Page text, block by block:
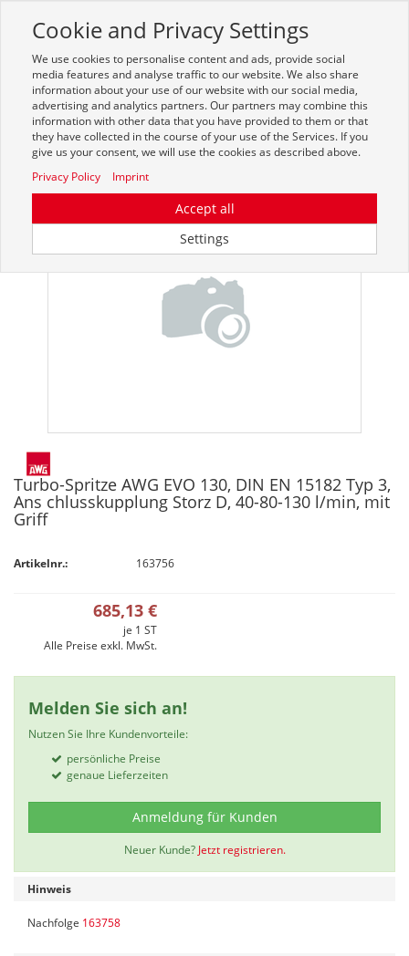
Zur mobilen Kompaktversion (Login erforderlich)
Toggle
navigation
Turbo-Spritze AWG EVO 130, DIN EN 15182 Typ 3,
Ans chlusskupplung Storz D, 40-80-130 l/min, mit
Griff
Artikelnr.: 163756
685,13 €
je 1 ST
Alle Preise exkl. MwSt.
Melden Sie sich an!
Nutzen Sie Ihre Kundenvorteile:
persönliche Preise
genaue Lieferzeiten
Anmeldung für Kunden
Neuer Kunde? Jetzt registrieren.
Hinweis
Nachfolge 163758
Cookie and Privacy Settings
We use cookies to personalise content and ads, provide social
media features and analyse traffic to our website. We also share
information about your use of our website with our social media,
advertising and analytics partners. Our partners may combine this
information with other data that you have provided to them or that
they have collected in the course of your use of the Services. If you
give us your consent, we will use the cookies as described above.
Privacy Policy
Imprint
Accept all
Settings